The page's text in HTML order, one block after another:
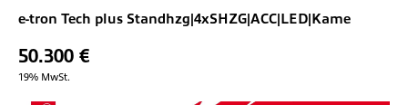
e-tron Tech plus Standhzg|4xSHZG|ACC|LED|Kame
50.300 €
19% MwSt.